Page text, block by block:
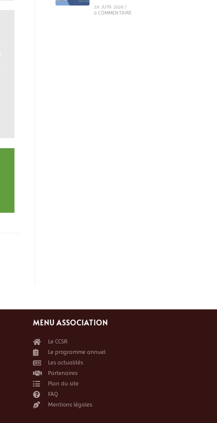
19 JUIN 2026 /
0 COMMENTAIRE
MENU ASSOCIATION
Le CCSR
Le programme annuel
Les actualités
Partenaires
Plan du site
FAQ
Mentions légales